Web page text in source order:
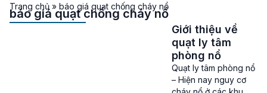
Trang chủ » báo giá quạt chống cháy nổ
báo giá quạt chống cháy nổ
Giới thiệu về
quạt ly tâm
phòng nổ
Quạt ly tâm phòng nổ
– Hiện nay nguy cơ